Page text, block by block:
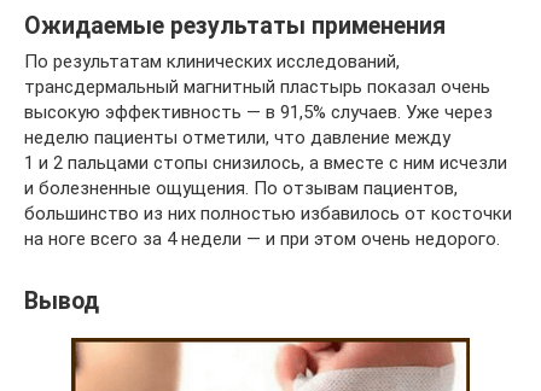
Ожидаемые результаты применения
По результатам клинических исследований,
трансдермальный магнитный пластырь показал очень
высокую эффективность — в 91,5% случаев. Уже через
неделю пациенты отметили, что давление между
1 и 2 пальцами стопы снизилось, а вместе с ним исчезли
и болезненные ощущения. По отзывам пациентов,
большинство из них полностью избавилось от косточки
на ноге всего за 4 недели — и при этом очень недорого.
Вывод